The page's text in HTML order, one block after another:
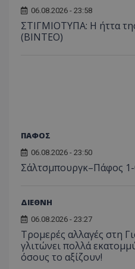
06.08.2026 - 23:58
ΣΤΙΓΜΙΟΤΥΠΑ: Η ήττα
(ΒΙΝΤΕΟ)
ΠΑΦΟΣ
06.08.2026 - 23:50
Σάλτσμπουργκ–Πάφος 1-
ΔΙΕΘΝΗ
06.08.2026 - 23:27
Τρομερές αλλαγές στη
γλιτώνει πολλά
όσους το αξίζουν!